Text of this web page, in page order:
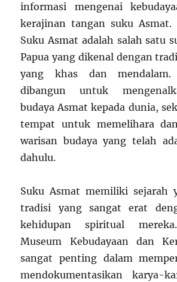
informasi mengenai
kerajinan tangan suku Asmat.
Suku Asmat adalah salah satu
Papua yang dikenal dengan
yang khas dan
dibangun untuk
budaya Asmat kepada dunia,
tempat untuk memelihara
warisan budaya yang telah
dahulu.
Suku Asmat memiliki sejarah
tradisi yang sangat erat
kehidupan spiritual
Museum Kebudayaan dan
sangat penting dalam
mendokumentasikan karya-